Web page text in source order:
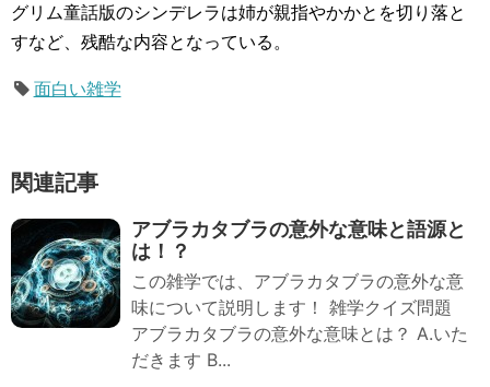
グリム童話版のシンデレラは姉が親指やかかとを切り落と
すなど、残酷な内容となっている。
面白い雑学
関連記事
アブラカタブラの意外な意味と語源と
は！？
この雑学では、アブラカタブラの意外な意
味について説明します！ 雑学クイズ問題
アブラカタブラの意外な意味とは？ A.いた
だきます B...